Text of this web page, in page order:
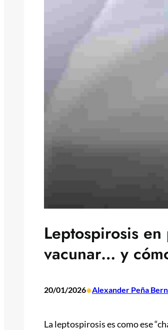
Leptospirosis
vacunar… y
20/01/2026•Alexander Peña
La leptospirosis es como ese